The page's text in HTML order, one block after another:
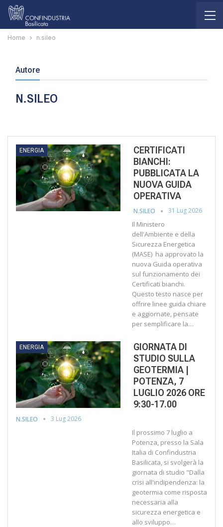
Home n.sileo
Autore
N.SILEO
ENERGIA
CERTIFICATI
BIANCHI:
PUBBLICATA LA
NUOVA GUIDA
OPERATIVA
N.SILEO 31 Lug 2026
Il Ministero
dell'Ambiente e della
Sicurezza Energetica
(MASE) ha approvato la
nuova Guida operativa
sul funzionamento dei
Certificati bianchi.
Questo testo nasce per
offrire linee guida chiare
e aggiornate, pensate
per semplificare la…
ENERGIA
GIORNATA DI
STUDIO SULLA
GEOTERMIA |
POTENZA, 7
LUGLIO 2026 ORE
9:30-17.00
N.SILEO 3 Lug 2026
Il prossimo 7 luglio a
Potenza, presso la Sala
Italia di Confindustria
Basilicata, si svolgerà la
giornata di studio "Dalla
crisi all'indipendenza: la
geotermia come risposta
necessaria alla
sicurezza energetica e
allo sviluppo…